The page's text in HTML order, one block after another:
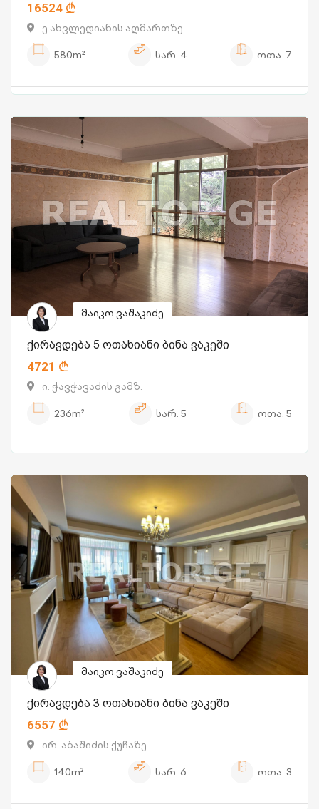
16524
ე.ახვლედიანის აღმართზე
580m²
სარ. 4 ოთა. 7
მაიკო ვაშაკიძე
ქირავდება 5 ოთახიანი ბინა ვაკეში
4721
ი. ჭავჭავაძის გამზ.
236m²
სარ. 5 ოთა. 5
მაიკო ვაშაკიძე
ქირავდება 3 ოთახიანი ბინა ვაკეში
6557
ირ. აბაშიძის ქუჩაზე
140m²
სარ. 6 ოთა. 3